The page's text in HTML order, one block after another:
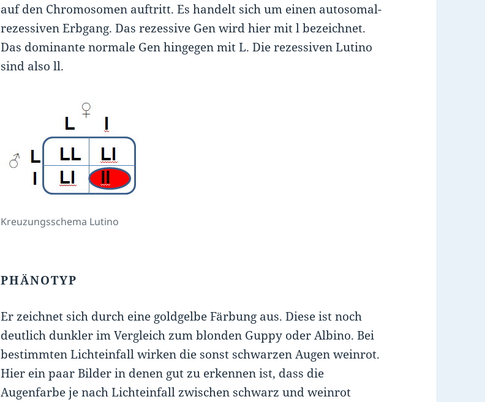
auf den Chromosomen auftritt. Es handelt sich um einen autosomal-
rezessiven Erbgang. Das rezessive Gen wird hier mit l bezeichnet.
Das dominante normale Gen hingegen mit L. Die rezessiven Lutino
sind also ll.
Kreuzungsschema Lutino
PHÄNOTYP
Er zeichnet sich durch eine goldgelbe Färbung aus. Diese ist noch
deutlich dunkler im Vergleich zum blonden Guppy oder Albino. Bei
bestimmten Lichteinfall wirken die sonst schwarzen Augen weinrot.
Hier ein paar Bilder in denen gut zu erkennen ist, dass die
Augenfarbe je nach Lichteinfall zwischen schwarz und weinrot